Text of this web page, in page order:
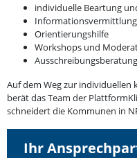
indivi­duelle Beartung
Infor­ma­ti­ons­ver­mittlung
Orien­tie­rungs­hilfe
Workshops und
Ausschrei­bungs­be­ratung
Auf dem Weg zur
berät das Team der
schneidert die Kommunen in
Ihr